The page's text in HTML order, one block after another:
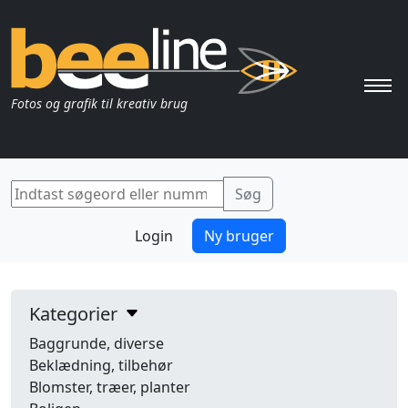
Fotos og grafik til kreativ brug
Login Ny bruger
Kategorier
Baggrunde, diverse
Beklædning, tilbehør
Blomster, træer, planter